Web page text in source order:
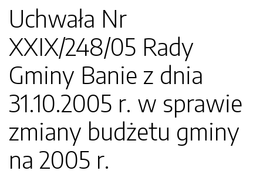
Uchwała Nr
XXIX/248/05 Rady
Gminy Banie z dnia
31.10.2005 r. w sprawie
zmiany budżetu gminy
na 2005 r.